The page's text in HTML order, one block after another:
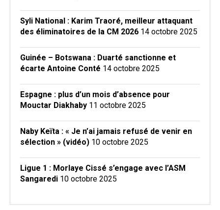
Syli National : Karim Traoré, meilleur attaquant
des éliminatoires de la CM 2026 14 octobre 2025
Guinée – Botswana : Duarté sanctionne et
écarte Antoine Conté 14 octobre 2025
Espagne : plus d’un mois d’absence pour
Mouctar Diakhaby 11 octobre 2025
Naby Keïta : « Je n’ai jamais refusé de venir en
sélection » (vidéo) 10 octobre 2025
Ligue 1 : Morlaye Cissé s’engage avec l’ASM
Sangaredi 10 octobre 2025